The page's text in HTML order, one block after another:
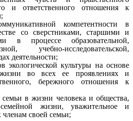
и ответственного отношения к
компетентности в
со сверстниками, старшими и
в процессе образовательной,
учебно-исследовательской,
деятельности;
экологической культуры на основе
во всех ее проявлениях и
бережного отношения к
семьи в жизни человека и общества,
жизни, уважительное и
своей семьи;